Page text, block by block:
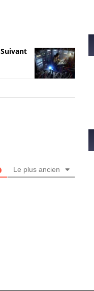
Suivant
Le plus ancien